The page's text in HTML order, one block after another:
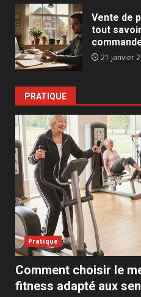
Vente de
tout
21 janvier
PRATIQUE
Pratique
Comment choisir le
fitness adapté aux